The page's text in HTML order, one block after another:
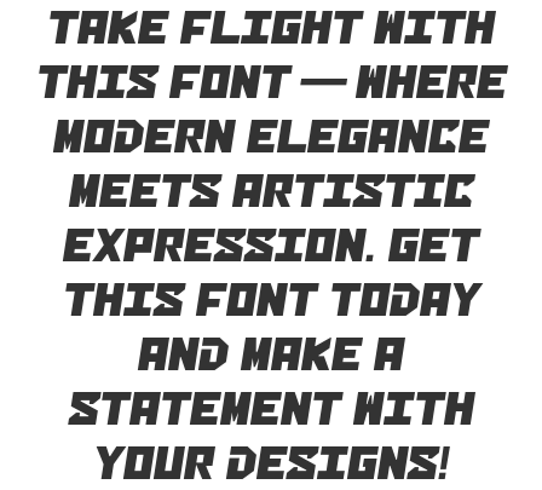
take flight with
this font — where
modern elegance
meets artistic
expression. Get
this font today
and make a
statement with
your designs!